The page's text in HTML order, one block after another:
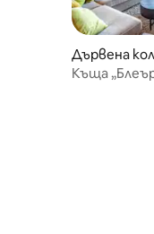
Дървена
Къща